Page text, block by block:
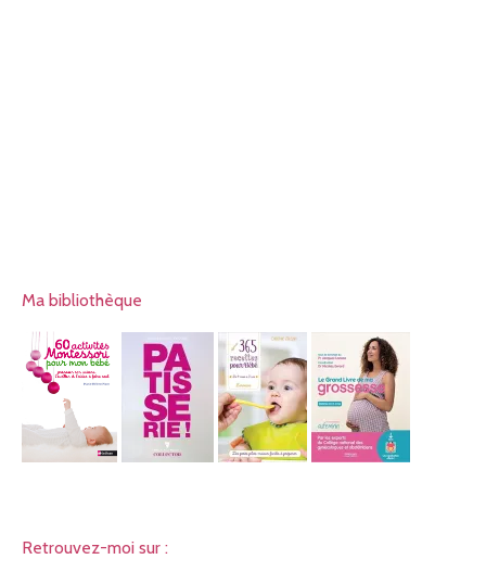
Ma bibliothèque
Retrouvez-moi sur :